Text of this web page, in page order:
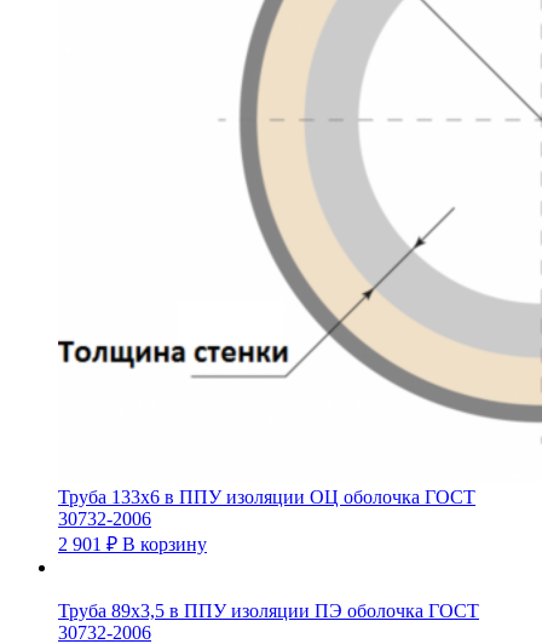
Труба 133х6 в ППУ изоляции ОЦ оболочка ГОСТ
30732-2006
2 901 ₽ В корзину
Труба 89х3,5 в ППУ изоляции ПЭ оболочка ГОСТ
30732-2006